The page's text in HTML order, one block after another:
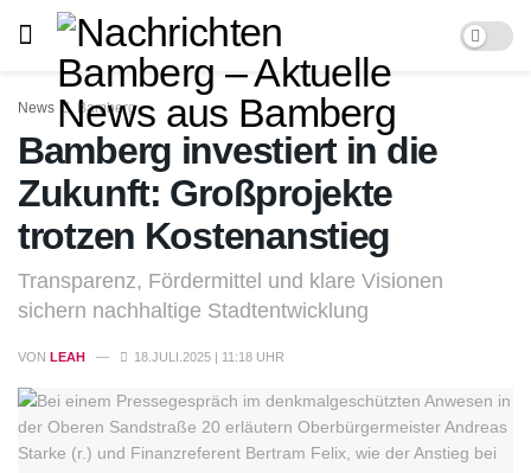
News Bamberg
Bamberg investiert in die
Zukunft: Großprojekte
trotzen Kostenanstieg
Transparenz, Fördermittel und klare Visionen
sichern nachhaltige Stadtentwicklung
VON LEAH 18.JULI.2025 | 11:18 UHR